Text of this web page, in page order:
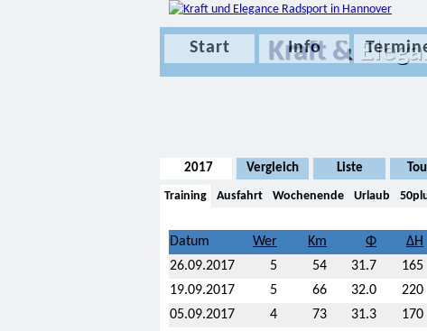
Kraft &
Start Info
2017 Vergleich Liste
Training Ausfahrt Wochenende Urlaub
Datum
26.09.2017
5 54 31.7 165
19.09.2017
5 66 32.0 220
05.09.2017
4 73 31.3 170